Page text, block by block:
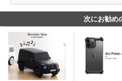
次にお勧め